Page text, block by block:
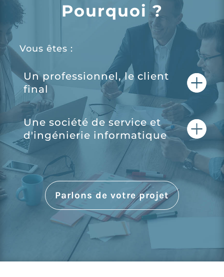
Pourquoi ?
Vous êtes :
Un professionnel, le client
final
Une société de service et
d'ingénierie informatique
Parlons de votre projet